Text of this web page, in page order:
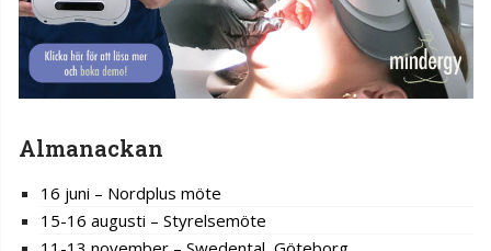
Almanackan
16 juni – Nordplus möte
15-16 augusti – Styrelsemöte